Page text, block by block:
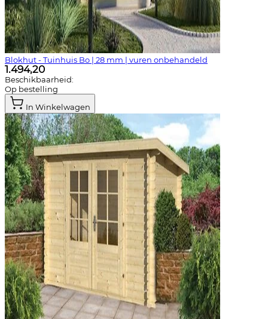
Blokhut - Tuinhuis Bo | 28 mm | vuren onbehandeld
1.494,20
Beschikbaarheid:
Op bestelling
In Winkelwagen